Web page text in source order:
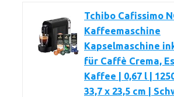
Tchibo Cafissimo
Kaffeemaschine
Kapselmaschine
für Caffè Crema,
Kaffee | 0,67 l |
33,7 x 23,5 cm |